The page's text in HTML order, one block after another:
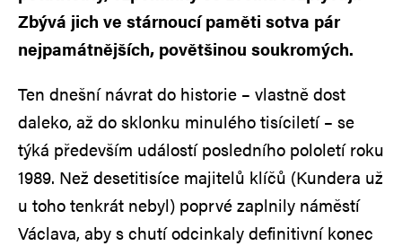
Zbývá jich ve stárnoucí paměti sotva pár
nejpamátnějších, povětšinou soukromých.
Ten dnešní návrat do historie – vlastně dost
daleko, až do sklonku minulého tisíciletí – se
týká především událostí posledního pololetí roku
1989. Než desetitisíce majitelů klíčů (Kundera už
u toho tenkrát nebyl) poprvé zaplnily náměstí
Václava, aby s chutí odcinkaly definitivní konec